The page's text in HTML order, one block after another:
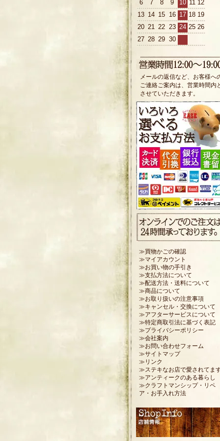
6 7 8 9 10 11 12
13 14 15 16 17 18 19
20 21 22 23 24 25 26
27 28 29 30
メールの返信など、お客様へ
ご連絡ご案内は、営業時間内
させていただきます。
≫買物かごの確認
≫マイアカウント
≫お買い物の手引き
≫支払方法について
≫配送方法・送料について
≫商品について
≫お取り扱いの注意事項
≫キャンセル・交換について
≫アフターサービスについて
≫特定商取引法に基づく表記
≫プライバシーポリシー
≫会社案内
≫お問い合わせフォーム
≫サイトマップ
≫リンク
≫ステキなお店で愛されてま
≫アンティークのある暮らし
≫クラフトマンシップ・リペ
ア・お手入れ方法